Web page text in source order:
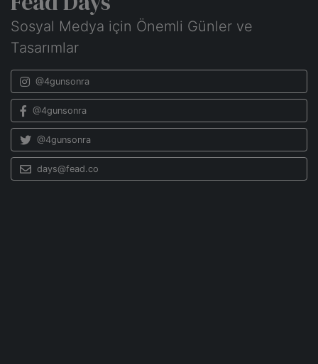
Sosyal Medya için Önemli Günler ve
Tasarımlar
@4gunsonra
@4gunsonra
@4gunsonra
days@fead.co